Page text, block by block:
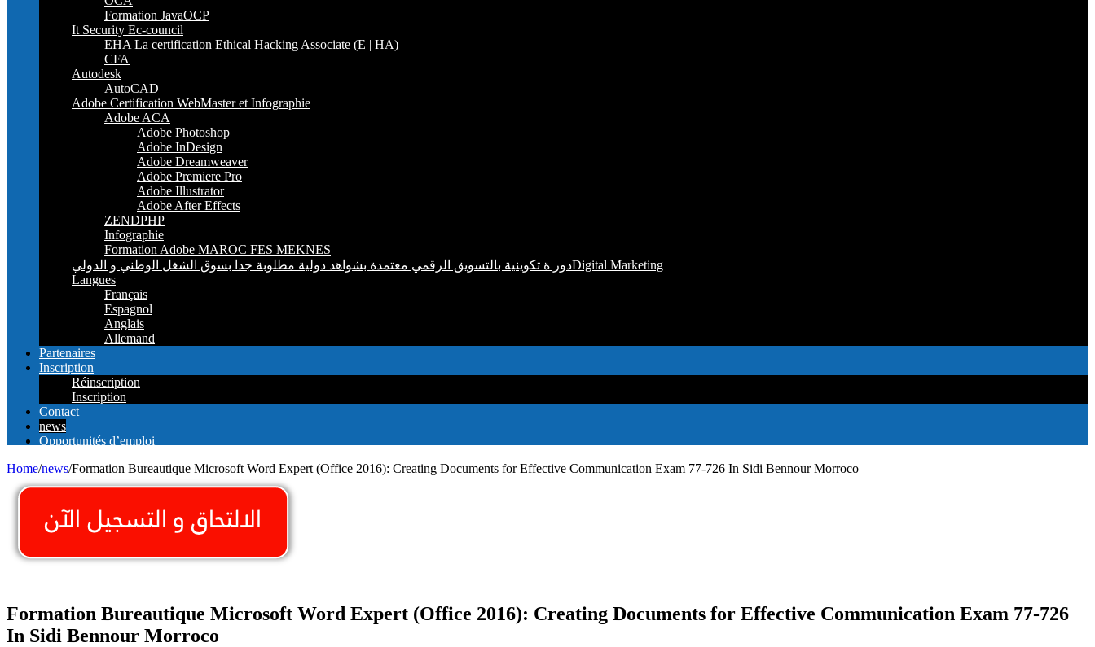
Formation JavaOCP
It Security Ec-council
EHA La certification Ethical Hacking Associate (E | HA)
CFA
Autodesk
AutoCAD
Adobe Certification WebMaster et Infographie
Adobe ACA
Adobe Photoshop
Adobe InDesign
Adobe Dreamweaver
Adobe Premiere Pro
Adobe Illustrator
Adobe After Effects
ZENDPHP
Infographie
Formation Adobe MAROC FES MEKNES
دور ة تكوينية بالتسويق الرقمي معتمدة بشواهد دولية مطلوبة جدا بسوق الشغل الوطني و الدوليDigital Marketing
Langues
Français
Espagnol
Anglais
Allemand
Partenaires
Inscription
Réinscription
Inscription
Contact
news
Opportunités d’emploi
Home/news/Formation Bureautique Microsoft Word Expert (Office 2016): Creating Documents for Effective Communication Exam 77-726 In Sidi Bennour Morroco
Formation Bureautique Microsoft Word Expert (Office 2016): Creating Documents for Effective Communication Exam 77-726
In Sidi Bennour Morroco